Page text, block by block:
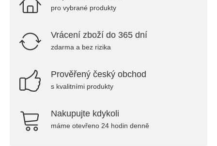
pro vybrané produkty
Vrácení zboží do 365 dní
zdarma a bez rizika
Prověřený český obchod
s kvalitními produkty
Nakupujte kdykoli
máme otevřeno 24 hodin denně